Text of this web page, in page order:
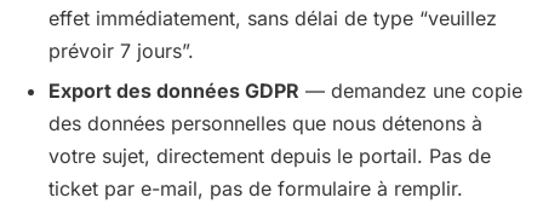
effet immédiatement, sans délai de type “veuillez
prévoir 7 jours”.
Export des données GDPR — demandez une copie
des données personnelles que nous détenons à
votre sujet, directement depuis le portail. Pas de
ticket par e-mail, pas de formulaire à remplir.